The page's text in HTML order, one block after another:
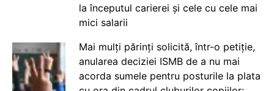
la începutul carierei și cele cu cele mai
mici salarii
Mai mulți părinți solicită, într-o petiție,
anularea deciziei ISMB de a nu mai
acorda sumele pentru posturile la plata